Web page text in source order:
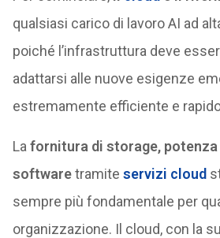
qualsiasi carico di lavoro AI ad
poiché l’infrastruttura deve
adattarsi alle nuove esigenze
estremamente efficiente e
La fornitura di storage,
softwaretramite servizi cloud
sempre più fondamentale per
organizzazione. Il cloud, con la